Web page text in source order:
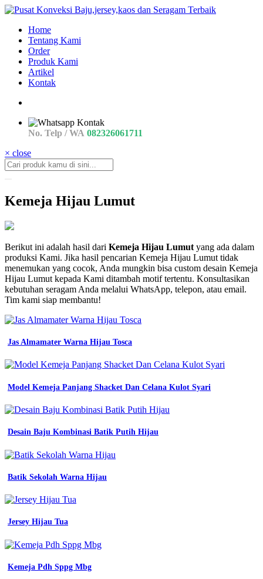
Home
Tentang Kami
Order
Produk Kami
Artikel
Kontak
No. Telp / WA 082326061711
× close
Kemeja Hijau Lumut
jual
Kemeja
Angkatan
kemeja
uniqlo
ori
shanghai
lumut
xl
size
kaos
dewasa
kaos
sd
xxl
bahan
kemeja
lumut
tua
lengan
reguler
Berikut ini adalah hasil dari Kemeja Hijau Lumut yang ada dalam
produksi Kami. Jika hasil pencarian Kemeja Hijau Lumut tidak
menemukan yang cocok, Anda mungkin bisa custom desain Kemeja
Hijau Lumut kepada Kami ditambah motif tertentu. Konsultasikan
kebutuhan seragam Anda melalui WhatsApp, telepon, atau email.
Tim kami siap membantu!
Jas Almamater Warna Hijau Tosca
Model Kemeja Panjang Shacket Dan Celana Kulot Syari
Desain Baju Kombinasi Batik Putih Hijau
Batik Sekolah Warna Hijau
Jersey Hijau Tua
Kemeja Pdh Sppg Mbg